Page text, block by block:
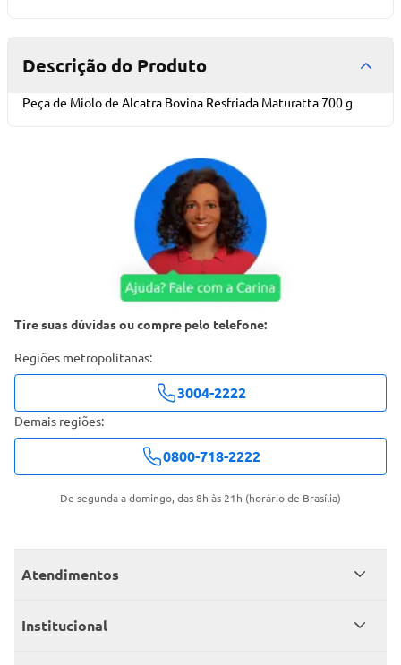
Descrição do Produto
Peça de Miolo de Alcatra Bovina Resfriada Maturatta 700 g
Tire suas dúvidas ou compre pelo telefone:
Regiões metropolitanas:
3004-2222
Demais regiões:
0800-718-2222
De segunda a domingo, das 8h às 21h (horário de Brasília)
Atendimentos
Meus pedidos
Institucional